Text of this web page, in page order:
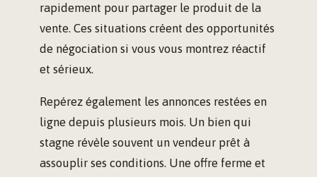
rapidement pour partager le produit de la
vente. Ces situations créent des opportunités
de négociation si vous vous montrez réactif
et sérieux.
Repérez également les annonces restées en
ligne depuis plusieurs mois. Un bien qui
stagne révèle souvent un vendeur prêt à
assouplir ses conditions. Une offre ferme et